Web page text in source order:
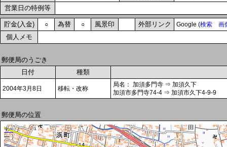
営業日の特例等
貯金(入金) ○ 為替 ○ 風景印 外部リンク Google (検索 画
個人メモ
郵便局のうごき
日付
種類
2004年3月8日 移転・改称
局名： 加須多門寺 ⇒ 加須久下
加須市多門寺74-4 ⇒ 加須市久下4-9-9
郵便局の位置